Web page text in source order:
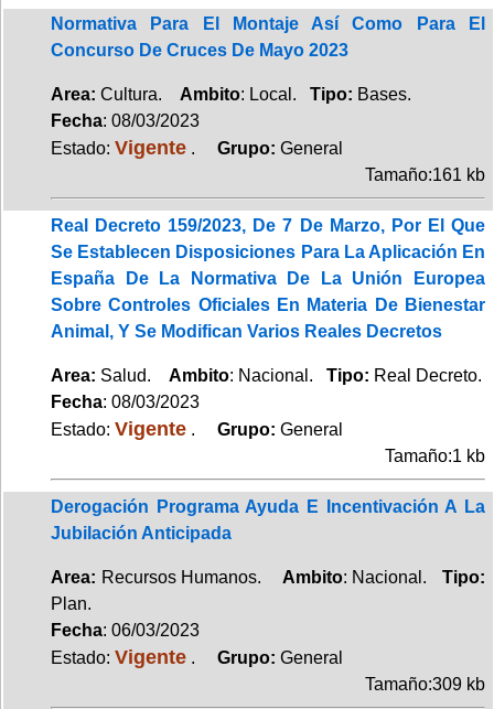
Normativa Para El Montaje Así Como Para El
Concurso De Cruces De Mayo 2023
Area: Cultura. Ambito: Local. Tipo: Bases.
Fecha: 08/03/2023
Estado: Vigente . Grupo: General
Tamaño:161 kb
Real Decreto 159/2023, De 7 De Marzo, Por El Que
Se Establecen Disposiciones Para La Aplicación En
España De La Normativa De La Unión Europea
Sobre Controles Oficiales En Materia De Bienestar
Animal, Y Se Modifican Varios Reales Decretos
Area: Salud. Ambito: Nacional. Tipo: Real Decreto.
Fecha: 08/03/2023
Estado: Vigente . Grupo: General
Tamaño:1 kb
Derogación Programa Ayuda E Incentivación A La
Jubilación Anticipada
Area: Recursos Humanos. Ambito: Nacional.Tipo:
Plan.
Fecha: 06/03/2023
Estado: Vigente . Grupo: General
Tamaño:309 kb